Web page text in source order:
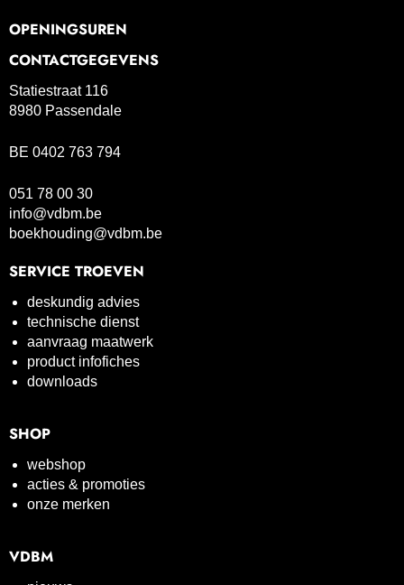
OPENINGSUREN
CONTACTGEGEVENS
Statiestraat 116
8980 Passendale
BE 0402 763 794
051 78 00 30
info@vdbm.be
boekhouding@vdbm.be
SERVICE TROEVEN
deskundig advies
technische dienst
aanvraag maatwerk
product infofiches
downloads
SHOP
webshop
acties & promoties
onze merken
VDBM